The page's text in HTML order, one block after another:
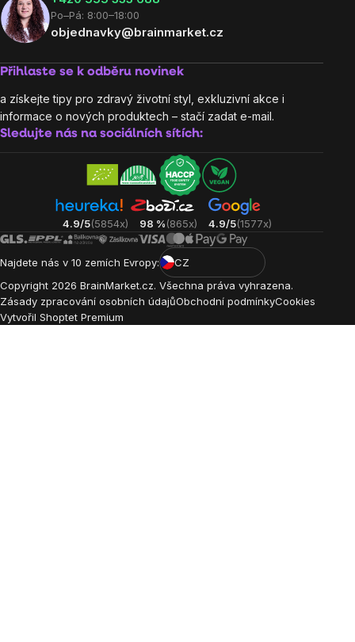
Po–Pá: 8:00–18:00
objednavky@brainmarket.cz
Přihlaste se k odběru novinek
a získejte tipy pro zdravý životní styl, exkluzivní akce i
informace o nových produktech – stačí zadat e-mail.
Sledujte nás na sociálních sítích:
4.9/5(5854x) 98 %(865x) 4.9/5(1577x)
Najdete nás v 10 zemích Evropy:
CZ
Copyright 2026 BrainMarket.cz. Všechna práva vyhrazena.
Zásady zpracování osobních údajůObchodní podmínkyCookies
Vytvořil Shoptet Premium